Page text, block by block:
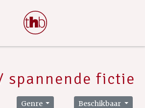
fictie
Genre Beschikbaar